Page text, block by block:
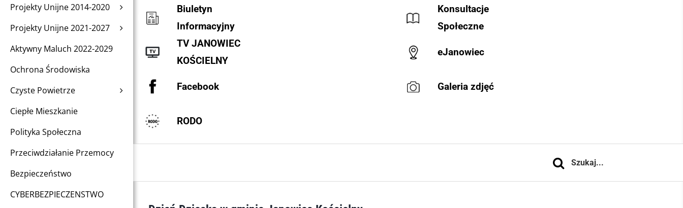
Projekty Unijne 2014-2020
Projekty Unijne 2021-2027
Aktywny Maluch 2022-2029
Ochrona Środowiska
Czyste Powietrze
Ciepłe Mieszkanie
Polityka Społeczna
Przeciwdziałanie Przemocy
Bezpieczeństwo
CYBERBEZPIECZENSTWO
Biuletyn
Informacyjny
Konsultacje
Społeczne
TV JANOWIEC
KOŚCIELNY
eJanowiec
Facebook Galeria zdjęć
RODO
Szukaj